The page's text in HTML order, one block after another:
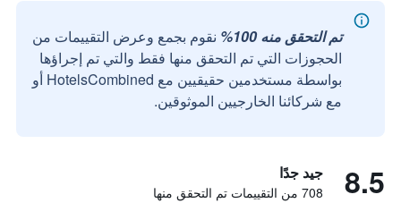
تم التحقق منه 100%
نقوم بجمع وعرض التقييمات من
الحجوزات التي تم التحقق منها فقط والتي تم إجراؤها
بواسطة مستخدمين حقيقيين مع HotelsCombined أو
مع شركائنا الخارجيين الموثوقين.
8.5 جيد جدًا
708 من التقييمات تم التحقق منها